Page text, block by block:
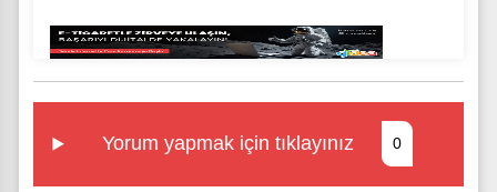
Yorum yapmak için tıklayınız 0